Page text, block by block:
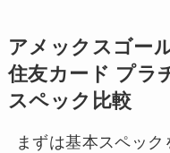
アメックスゴー
住友カード プラ
スペック比較
まずは基本スペッ